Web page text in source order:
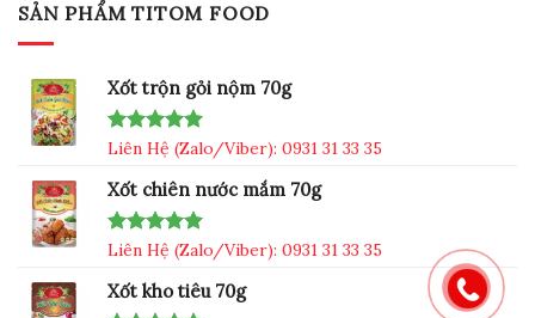
SẢN PHẨM TITOM FOOD
Xốt trộn gỏi nộm 70g
Rated5.00
Liên Hệ (Zalo/Viber): 0931 31 33 35
Xốt chiên nước mắm 70g
Rated5.00
Liên Hệ (Zalo/Viber): 0931 31 33 35
Xốt kho tiêu 70g